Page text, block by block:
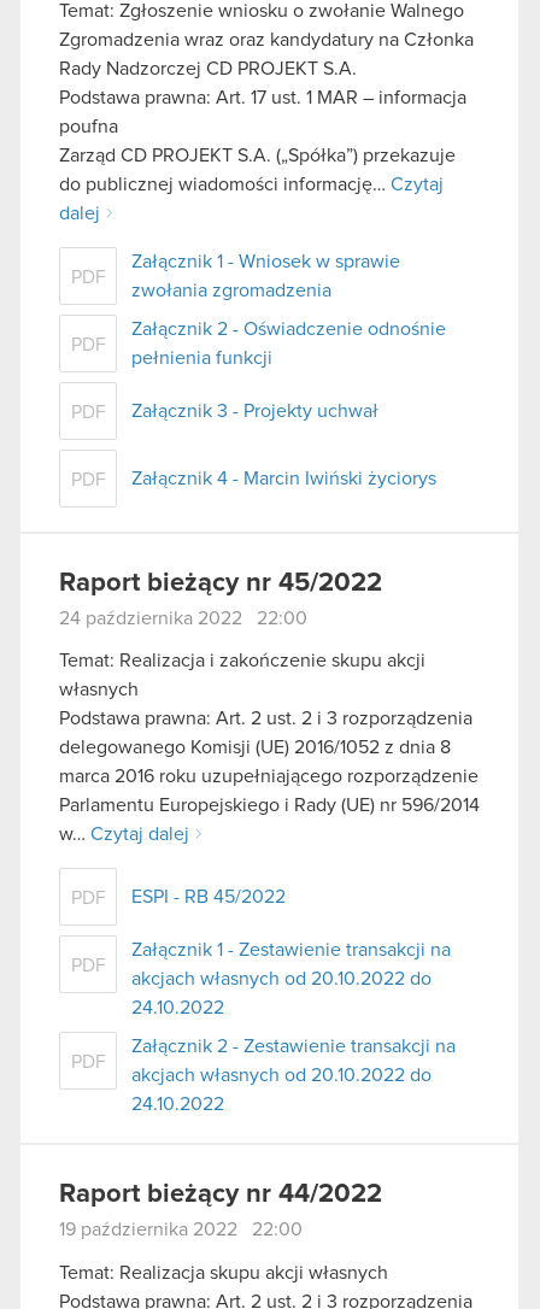
Temat: Zgłoszenie wniosku o zwołanie Walnego
Zgromadzenia wraz oraz kandydatury na Członka
Rady Nadzorczej CD PROJEKT S.A.
Podstawa prawna: Art. 17 ust. 1 MAR – informacja
poufna
Zarząd CD PROJEKT S.A. („Spółka”) przekazuje
do publicznej wiadomości informację… Czytaj
dalej
PDF
Załącznik 1 - Wniosek w sprawie
zwołania zgromadzenia
PDF
Załącznik 2 - Oświadczenie odnośnie
pełnienia funkcji
PDF Załącznik 3 - Projekty uchwał
PDF Załącznik 4 - Marcin Iwiński życiorys
Raport bieżący nr 45/2022
24 października 2022 22:00
Temat: Realizacja i zakończenie skupu akcji
własnych
Podstawa prawna: Art. 2 ust. 2 i 3 rozporządzenia
delegowanego Komisji (UE) 2016/1052 z dnia 8
marca 2016 roku uzupełniającego rozporządzenie
Parlamentu Europejskiego i Rady (UE) nr 596/2014
w… Czytaj dalej
PDF ESPI - RB 45/2022
PDF
Załącznik 1 - Zestawienie transakcji na
akcjach własnych od 20.10.2022 do
24.10.2022
PDF
Załącznik 2 - Zestawienie transakcji na
akcjach własnych od 20.10.2022 do
24.10.2022
Raport bieżący nr 44/2022
19 października 2022 22:00
Temat: Realizacja skupu akcji własnych
Podstawa prawna: Art. 2 ust. 2 i 3 rozporządzenia